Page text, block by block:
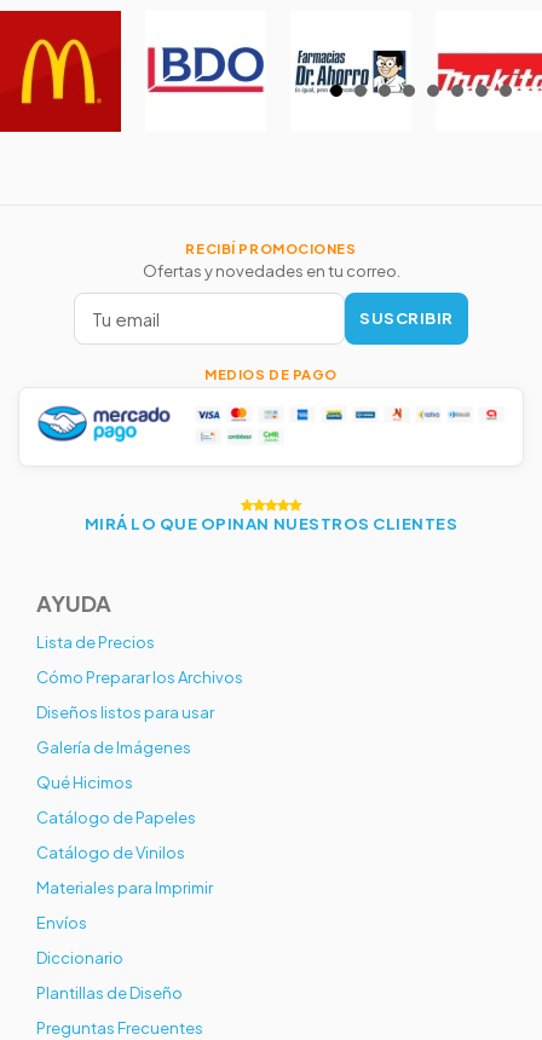
RECIBÍ PROMOCIONES
Ofertas y novedades en tu correo.
SUSCRIBIR
MEDIOS DE PAGO
MIRÁ LO QUE OPINAN NUESTROS CLIENTES
AYUDA
Lista de Precios
Cómo Preparar los Archivos
Diseños listos para usar
Galería de Imágenes
Qué Hicimos
Catálogo de Papeles
Catálogo de Vinilos
Materiales para Imprimir
Envíos
Diccionario
Plantillas de Diseño
Preguntas Frecuentes